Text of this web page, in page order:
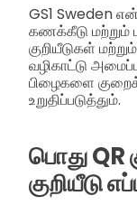
GS1 Sweden
கணக்கீடு மற்றும்
குறியீடுகள்
வழிகாட்டு
பிழைகளை
உறுதிப்படுத்தும்.
பொது QR
குறியீடு